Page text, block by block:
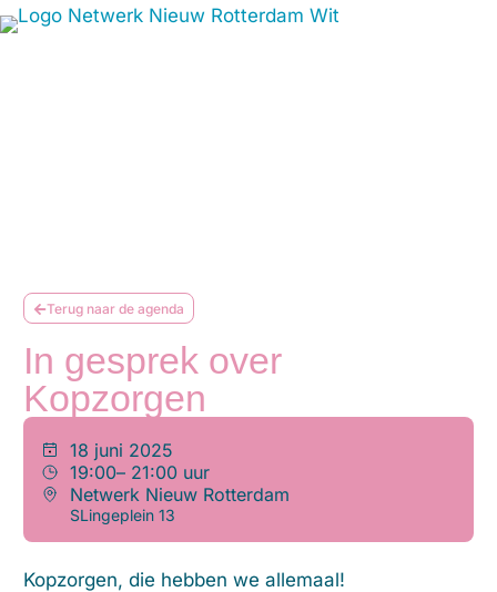
Terug naar de agenda
In gesprek over
Kopzorgen
18 juni 2025
19:00– 21:00 uur
Netwerk Nieuw Rotterdam
SLingeplein 13
Kopzorgen, die hebben we allemaal!